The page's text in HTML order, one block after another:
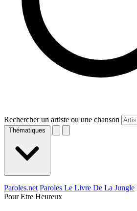
Rechercher un artiste ou une chanson
Thématiques
Paroles.net Paroles Le Livre De La Jungle
Pour Etre Heureux